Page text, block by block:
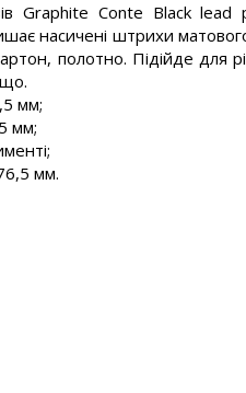
Graphite Conte Black
насичені штрихи
полотно. Підійде для
мм;
мм;
мм.